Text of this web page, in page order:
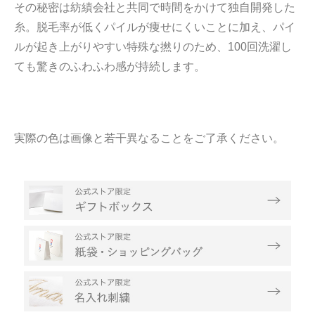
その秘密は紡績会社と共同で時間をかけて独自開発した
糸。脱毛率が低くパイルが痩せにくいことに加え、パイ
ルが起き上がりやすい特殊な撚りのため、100回洗濯し
ても驚きのふわふわ感が持続します。
実際の色は画像と若干異なることをご了承ください。